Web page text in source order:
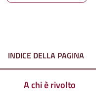
INDICE DELLA PAGINA
A chi è rivolto